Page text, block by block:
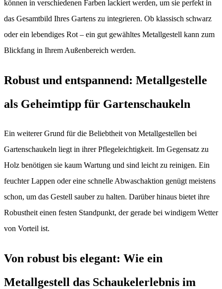
können in verschiedenen Farben lackiert werden, um sie perfekt in
das Gesamtbild Ihres Gartens zu integrieren. Ob klassisch schwarz
oder ein lebendiges Rot – ein gut gewähltes Metallgestell kann zum
Blickfang in Ihrem Außenbereich werden.
Robust und entspannend: Metallgestelle
als Geheimtipp für Gartenschaukeln
Ein weiterer Grund für die Beliebtheit von Metallgestellen bei
Gartenschaukeln liegt in ihrer Pflegeleichtigkeit. Im Gegensatz zu
Holz benötigen sie kaum Wartung und sind leicht zu reinigen. Ein
feuchter Lappen oder eine schnelle Abwaschaktion genügt meistens
schon, um das Gestell sauber zu halten. Darüber hinaus bietet ihre
Robustheit einen festen Standpunkt, der gerade bei windigem Wetter
von Vorteil ist.
Von robust bis elegant: Wie ein
Metallgestell das Schaukelerlebnis im